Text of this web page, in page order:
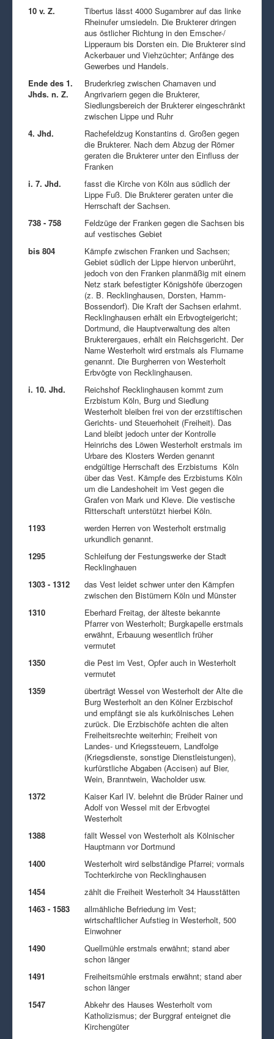
10 v. Z.
Tibertus lässt 4000 Sugambrer auf das linke
Rheinufer umsiedeln. Die Brukterer dringen
aus östlicher Richtung in den Emscher-/
Lipperaum bis Dorsten ein. Die Brukterer sind
Ackerbauer und Viehzüchter; Anfänge des
Gewerbes und Handels.
Ende des 1.
Jhds. n. Z.
Bruderkrieg zwischen Chamaven und
Angrivariern gegen die Brukterer,
Siedlungsbereich der Brukterer eingeschränkt
zwischen Lippe und Ruhr
4. Jhd.
Rachefeldzug Konstantins d. Großen gegen
die Brukterer. Nach dem Abzug der Römer
geraten die Brukterer unter den Einfluss der
Franken
i. 7. Jhd.
fasst die Kirche von Köln aus südlich der
Lippe Fuß. Die Brukterer geraten unter die
Herrschaft der Sachsen.
738 - 758
Feldzüge der Franken gegen die Sachsen bis
auf vestisches Gebiet
bis 804
Kämpfe zwischen Franken und Sachsen;
Gebiet südlich der Lippe hiervon unberührt,
jedoch von den Franken planmäßig mit einem
Netz stark befestigter Königshöfe überzogen
(z. B. Recklinghausen, Dorsten, Hamm-
Bossendorf). Die Kraft der Sachsen erlahmt.
Recklinghausen erhält ein Erbvogteigericht;
Dortmund, die Hauptverwaltung des alten
Brukterergaues, erhält ein Reichsgericht. Der
Name Westerholt wird erstmals als Flurname
genannt. Die Burgherren von Westerholt
Erbvögte von Recklinghausen.
i. 10. Jhd.
Reichshof Recklinghausen kommt zum
Erzbistum Köln, Burg und Siedlung
Westerholt bleiben frei von der erzstiftischen
Gerichts- und Steuerhoheit (Freiheit). Das
Land bleibt jedoch unter der Kontrolle
Heinrichs des Löwen Westerholt erstmals im
Urbare des Klosters Werden genannt
endgültige Herrschaft des Erzbistums Köln
über das Vest. Kämpfe des Erzbistums Köln
um die Landeshoheit im Vest gegen die
Grafen von Mark und Kleve. Die vestische
Ritterschaft unterstützt hierbei Köln.
1193
werden Herren von Westerholt erstmalig
urkundlich genannt.
1295
Schleifung der Festungswerke der Stadt
Recklinghauen
1303 - 1312
das Vest leidet schwer unter den Kämpfen
zwischen den Bistümern Köln und Münster
1310
Eberhard Freitag, der älteste bekannte
Pfarrer von Westerholt; Burgkapelle erstmals
erwähnt, Erbauung wesentlich früher
vermutet
1350
die Pest im Vest, Opfer auch in Westerholt
vermutet
1359
überträgt Wessel von Westerholt der Alte die
Burg Westerholt an den Kölner Erzbischof
und empfängt sie als kurkölnisches Lehen
zurück. Die Erzbischöfe achten die alten
Freiheitsrechte weiterhin; Freiheit von
Landes- und Kriegssteuern, Landfolge
(Kriegsdienste, sonstige Dienstleistungen),
kurfürstliche Abgaben (Accisen) auf Bier,
Wein, Branntwein, Wacholder usw.
1372
Kaiser Karl IV. belehnt die Brüder Rainer und
Adolf von Wessel mit der Erbvogtei
Westerholt
1388
fällt Wessel von Westerholt als Kölnischer
Hauptmann vor Dortmund
1400
Westerholt wird selbständige Pfarrei; vormals
Tochterkirche von Recklinghausen
1454
zählt die Freiheit Westerholt 34 Hausstätten
1463 - 1583
allmähliche Befriedung im Vest;
wirtschaftlicher Aufstieg in Westerholt, 500
Einwohner
1490
Quellmühle erstmals erwähnt; stand aber
schon länger
1491
Freiheitsmühle erstmals erwähnt; stand aber
schon länger
1547
Abkehr des Hauses Westerholt vom
Katholizismus; der Burggraf enteignet die
Kirchengüter